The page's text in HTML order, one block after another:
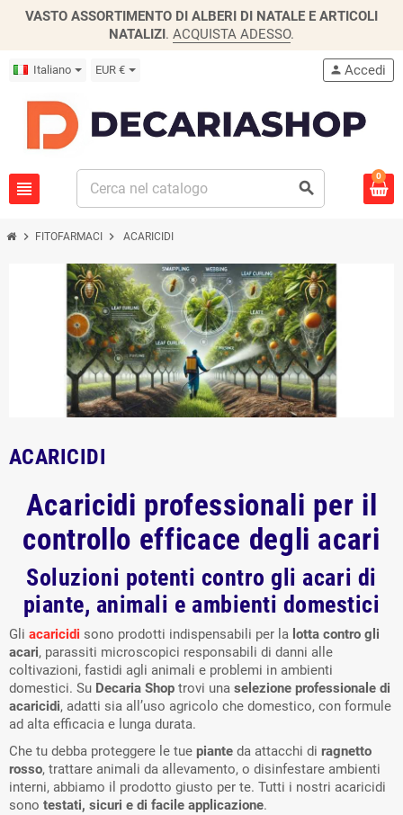
VASTO ASSORTIMENTO DI ALBERI DI NATALE E ARTICOLI
NATALIZI. ACQUISTA ADESSO.
Italiano EUR €
view_headline search
person Accedi
0
chevron_right FITOFARMACI chevron_right ACARICIDI
ACARICIDI
Acaricidi professionali per il
controllo efficace degli acari
Soluzioni potenti contro gli acari di
piante, animali e ambienti domestici
Gli acaricidi sono prodotti indispensabili per la lotta contro gli
acari, parassiti microscopici responsabili di danni alle
coltivazioni, fastidi agli animali e problemi in ambienti
domestici. Su Decaria Shop trovi una selezione professionale di
acaricidi, adatti sia all’uso agricolo che domestico, con formule
ad alta efficacia e lunga durata.
Che tu debba proteggere le tue piante da attacchi di ragnetto
rosso, trattare animali da allevamento, o disinfestare ambienti
interni, abbiamo il prodotto giusto per te. Tutti i nostri acaricidi
sono testati, sicuri e di facile applicazione.